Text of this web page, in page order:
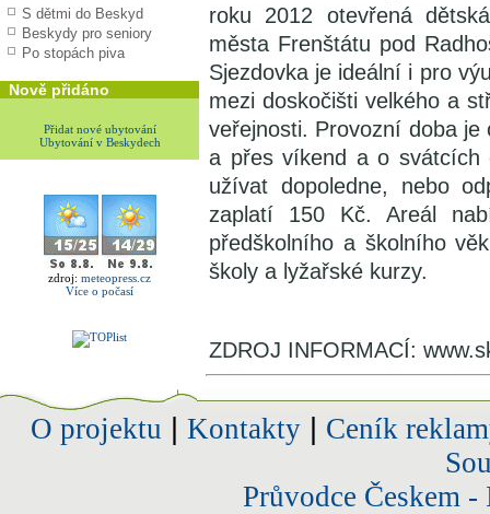
S dětmi do Beskyd
Beskydy pro seniory
Po stopách piva
Nově přidáno
Přidat nové ubytování
Ubytování v Beskydech
zdroj: meteopress.cz
Více o počasí
roku 2012 otevřená
města Frenštátu pod
Sjezdovka je ideální i pro
mezi doskočišti velkého a
veřejnosti. Provozní doba
a přes víkend a o svátcích
užívat dopoledne, nebo
zaplatí 150 Kč. Areál
předškolního a školního
školy a lyžařské kurzy.
ZDROJ INFORMACÍ:
O projektu Kontakty| Ceník
Průvodce Českem